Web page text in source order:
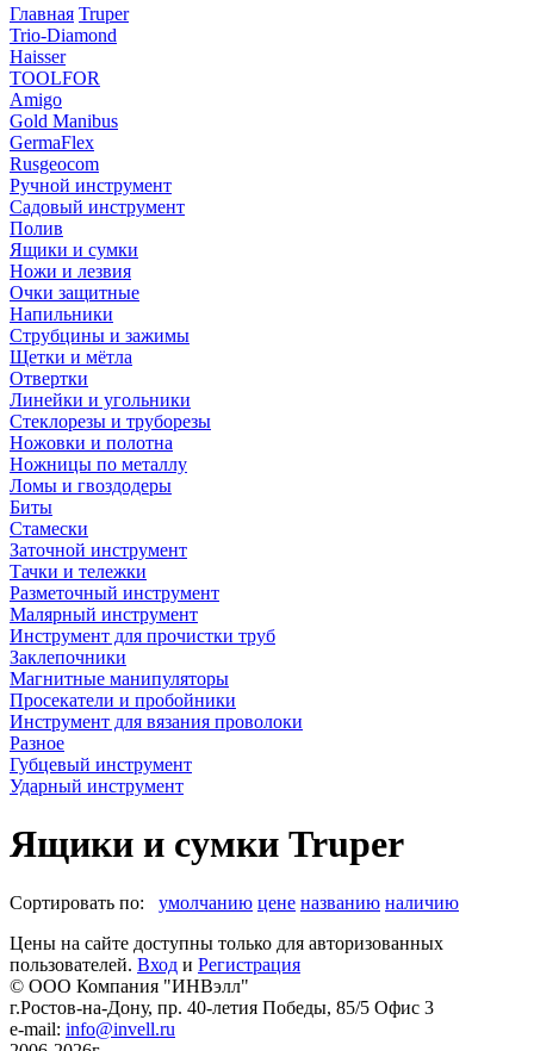
Главная Truper
Trio-Diamond
Haisser
TOOLFOR
Amigo
Gold Manibus
GermaFlex
Rusgeocom
Ручной инструмент
Садовый инструмент
Полив
Ящики и сумки
Ножи и лезвия
Очки защитные
Напильники
Струбцины и зажимы
Щетки и мётла
Отвертки
Линейки и угольники
Стеклорезы и труборезы
Ножовки и полотна
Ножницы по металлу
Ломы и гвоздодеры
Биты
Стамески
Заточной инструмент
Тачки и тележки
Разметочный инструмент
Малярный инструмент
Инструмент для прочистки труб
Заклепочники
Магнитные манипуляторы
Просекатели и пробойники
Инструмент для вязания проволоки
Разное
Губцевый инструмент
Ударный инструмент
Ящики и сумки Truper
Сортировать по: умолчанию цене названию наличию
Цены на сайте доступны только для авторизованных
пользователей. Вход и Регистрация
© ООО Компания "ИНВэлл"
г.Ростов-на-Дону, пр. 40-летия Победы, 85/5 Офис 3
e-mail: info@invell.ru